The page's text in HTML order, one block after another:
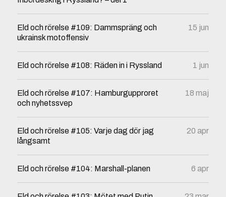
Eld och rörelse #109: Dammspräng och
ukrainsk motoffensiv
15 jun
Eld och rörelse #108: Räden in i Ryssland 1 jun
Eld och rörelse #107: Hamburgupproret
och nyhetssvep
18 maj
Eld och rörelse #105: Varje dag dör jag
långsamt
20 apr
Eld och rörelse #104: Marshall-planen 6 apr